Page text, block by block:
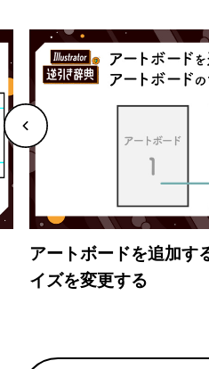
アートボードを追加す
イズを変更する